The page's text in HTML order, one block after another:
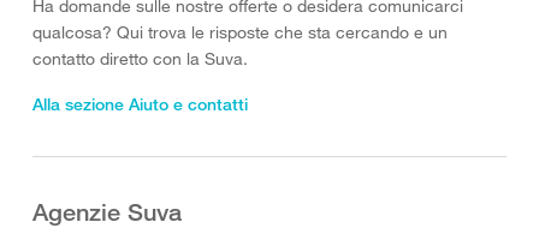
Ha domande sulle nostre offerte o desidera comunicarci
qualcosa? Qui trova le risposte che sta cercando e un
contatto diretto con la Suva.
Alla sezione Aiuto e contatti
Agenzie Suva